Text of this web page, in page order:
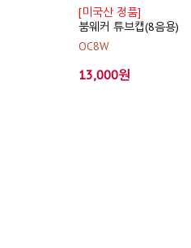
[미국산 정품]
붐웨커 튜브캡(8음용)
OC8W
13,000원